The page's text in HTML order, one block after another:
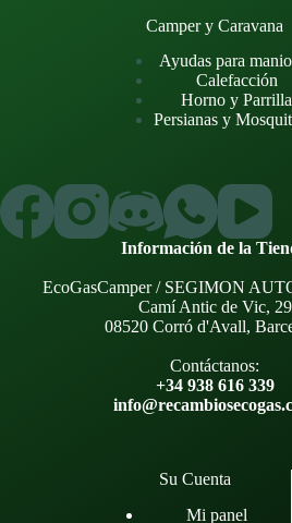
Camper y Caravana
Ayudas para
Calefacción
Horno y Parrilla
Persianas y
Información de la
EcoGasCamper / SEGIMON
Camí Antic de Vic, 29
08520 Corró d'Avall,
Contáctanos:
+34 938 616 339
Su Cuenta
Mi panel